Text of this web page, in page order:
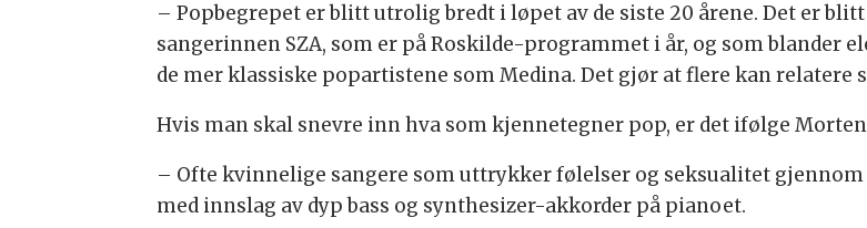
– Popbegrepet er blitt utrolig bredt i løpet av de siste 20 årene. Det er
sangerinnen SZA, som er på Roskilde-programmet i år, og som blander
de mer klassiske popartistene som Medina. Det gjør at flere kan relatere
Hvis man skal snevre inn hva som kjennetegner pop, er det ifølge
– Ofte kvinnelige sangere som uttrykker følelser og seksualitet
med innslag av dyp bass og synthesizer-akkorder på pianoet.